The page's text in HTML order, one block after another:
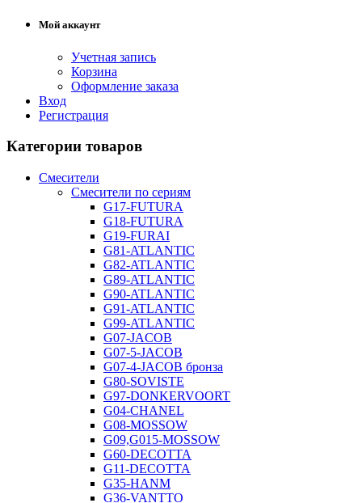
Мой аккаунт
Учетная запись
Корзина
Оформление заказа
Вход
Регистрация
Категории товаров
Смесители
Смесители по сериям
G17-FUTURA
G18-FUTURA
G19-FURAI
G81-ATLANTIC
G82-ATLANTIC
G89-ATLANTIC
G90-ATLANTIC
G91-ATLANTIC
G99-ATLANTIC
G07-JACOB
G07-5-JACOB
G07-4-JACOB бронза
G80-SOVISTE
G97-DONKERVOORT
G04-CHANEL
G08-MOSSOW
G09,G015-MOSSOW
G60-DECOTTA
G11-DECOTTA
G35-HANM
G36-VANTTO